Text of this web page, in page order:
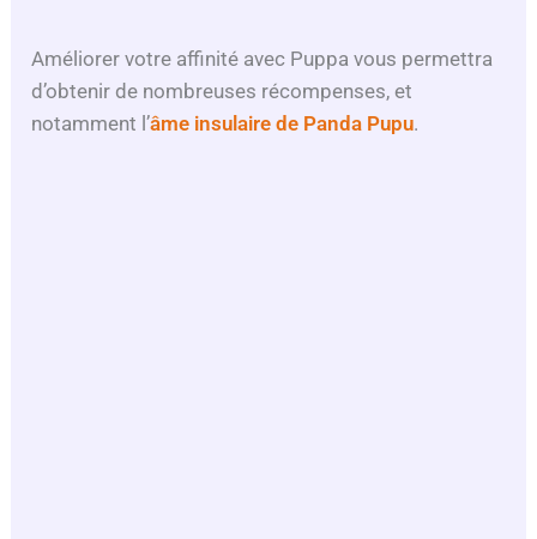
Améliorer votre affinité avec Puppa vous permettra
d’obtenir de nombreuses récompenses, et
notamment l’âme insulaire de Panda Pupu.